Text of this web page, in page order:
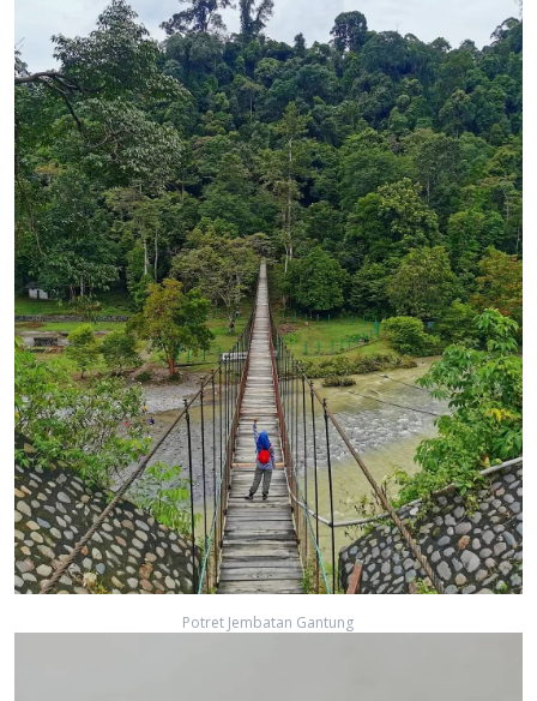
Potret Jembatan Gantung